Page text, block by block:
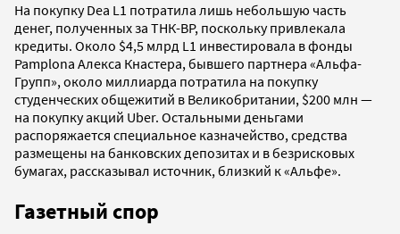
На покупку Dea L1 потратила лишь небольшую часть
денег, полученных за ТНК-ВР, поскольку привлекала
кредиты. Около $4,5 млрд L1 инвестировала в фонды
Pamplona Алекса Кнастера, бывшего партнера «Альфа-
Групп», около миллиарда потратила на покупку
студенческих общежитий в Великобритании, $200 млн —
на покупку акций Uber. Остальными деньгами
распоряжается специальное казначейство, средства
размещены на банковских депозитах и в безрисковых
бумагах, рассказывал источник, близкий к «Альфе».
Газетный спор